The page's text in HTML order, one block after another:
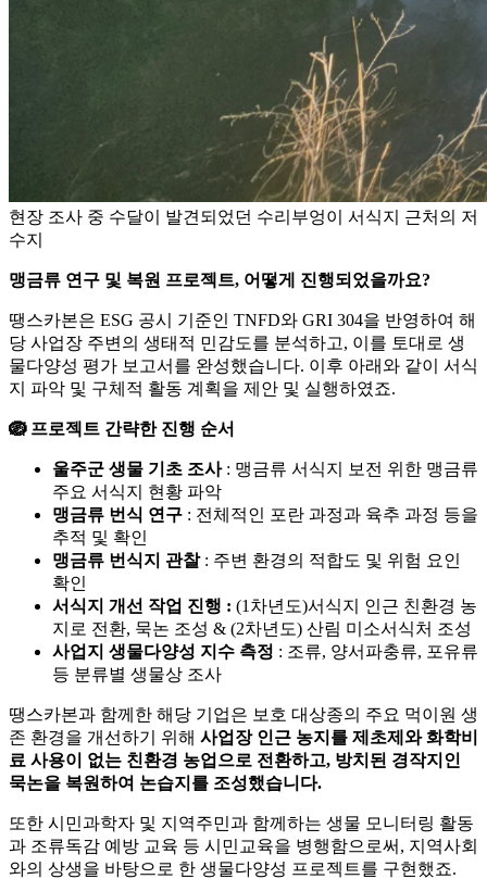
현장 조사 중 수달이 발견되었던 수리부엉이 서식지 근처의 저
수지
맹금류 연구 및 복원 프로젝트, 어떻게 진행되었을까요?
땡스카본은 ESG 공시 기준인 TNFD와 GRI 304을 반영하여 해
당 사업장 주변의 생태적 민감도를 분석하고, 이를 토대로 생
물다양성 평가 보고서를 완성했습니다. 이후 아래와 같이 서식
지 파악 및 구체적 활동 계획을 제안 및 실행하였죠.
🪺 프로젝트 간략한 진행 순서
울주군 생물 기초 조사: 맹금류 서식지 보전 위한 맹금류
주요 서식지 현황 파악
맹금류 번식 연구 : 전체적인 포란 과정과 육추 과정 등을
추적 및 확인
맹금류 번식지 관찰: 주변 환경의 적합도 및 위험 요인
확인
서식지 개선 작업 진행 : (1차년도)서식지 인근 친환경 농
지로 전환, 묵논 조성 & (2차년도) 산림 미소서식처 조성
사업지 생물다양성 지수 측정 : 조류, 양서파충류, 포유류
등 분류별 생물상 조사
땡스카본과 함께한 해당 기업은 보호 대상종의 주요 먹이원 생
존 환경을 개선하기 위해 사업장 인근 농지를 제초제와 화학비
료 사용이 없는 친환경 농업으로 전환하고, 방치된 경작지인
묵논을 복원하여 논습지를 조성했습니다.
또한 시민과학자 및 지역주민과 함께하는 생물 모니터링 활동
과 조류독감 예방 교육 등 시민교육을 병행함으로써, 지역사회
와의 상생을 바탕으로 한 생물다양성 프로젝트를 구현했죠.